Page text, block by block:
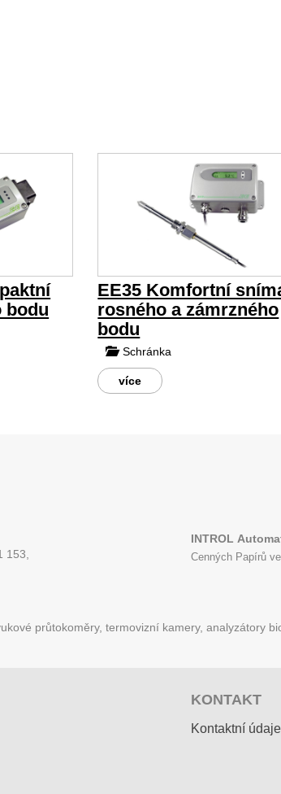
bodu
EE35 Komfortní
rosného a zámrzného
bodu
Schránka
více
153,
INTROL
Cenných Papírů
průtokoměry, termovizní kamery, analyzátory
KONTAKT
Kontaktní údaje